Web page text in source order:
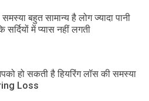
बहुत सामान्य है लोग ज्यादा पानी
में प्यास नहीं लगती
हो सकती है हियरिंग लॉस की समस्या
Loss